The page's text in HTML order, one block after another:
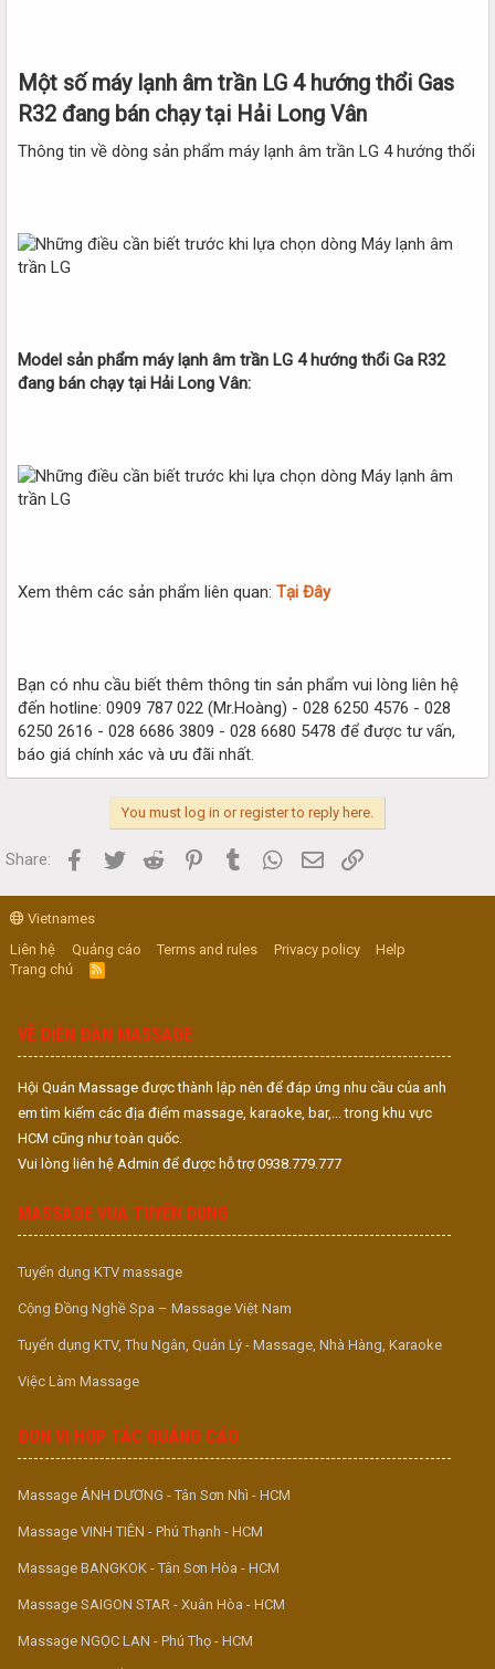
Một số máy lạnh âm trần LG 4 hướng thổi Gas
R32 đang bán chạy tại Hải Long Vân
Thông tin về dòng sản phẩm máy lạnh âm trần LG 4 hướng thổi
Model sản phẩm máy lạnh âm trần LG 4 hướng thổi Ga R32
đang bán chạy tại Hải Long Vân:
Xem thêm các sản phẩm liên quan: Tại Đây
Bạn có nhu cầu biết thêm thông tin sản phẩm vui lòng liên hệ
đến hotline: 0909 787 022 (Mr.Hoàng) - 028 6250 4576 - 028
6250 2616 - 028 6686 3809 - 028 6680 5478 để được tư vấn,
báo giá chính xác và ưu đãi nhất.
You must log in or register to reply here.
Share: Facebook
Twitter Reddit PinterestTumblr WhatsApp
Email
Vietnames
Liên hệ
Quảng cáo Terms and rules Privacy policy
Help
Trang chủ
R
S
VỀ DIỄN ĐÀN MASSAGE
Hội Quán Massage được thành lập nên để đáp ứng nhu cầu của anh
em tìm kiếm các địa điểm massage, karaoke, bar,... trong khu vực
HCM cũng như toàn quốc.
Vui lòng liên hệ Admin để được hỗ trợ 0938.779.777
MASSAGE VUA TUYỂN DỤNG
Tuyển dụng KTV massage
Cộng Đồng Nghề Spa – Massage Việt Nam
Tuyển dụng KTV, Thu Ngân, Quản Lý - Massage, Nhà Hàng, Karaoke
Việc Làm Massage
ĐƠN VỊ HỢP TÁC QUẢNG CÁO
Massage ÁNH DƯƠNG - Tân Sơn Nhì - HCM
Massage VINH TIÊN - Phú Thạnh - HCM
Massage BANGKOK - Tân Sơn Hòa - HCM
Massage SAIGON STAR - Xuân Hòa - HCM
Massage NGỌC LAN - Phú Thọ - HCM